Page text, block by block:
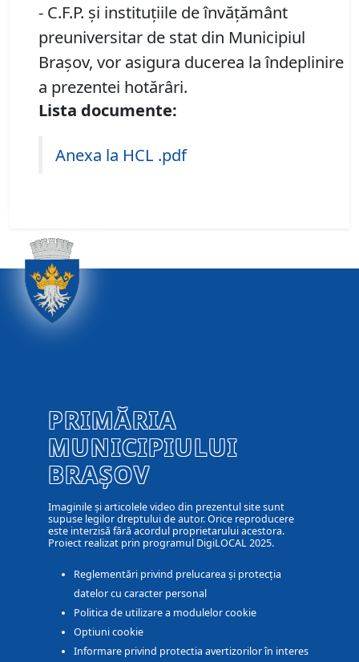
- C.F.P. şi instituțiile de învățământ
preuniversitar de stat din Municipiul
Brașov, vor asigura ducerea la îndeplinire
a prezentei hotărâri.
Lista documente:
Anexa la HCL .pdf
PRIMĂRIA
MUNICIPIULUI
BRAȘOV
Imaginile și articolele video din prezentul site sunt
supuse legilor dreptului de autor. Orice reproducere
este interzisă fără acordul proprietarului acestora.
Proiect realizat prin programul DigiLOCAL 2025.
Reglementări privind prelucarea și protecția
datelor cu caracter personal
Politica de utilizare a modulelor cookie
Optiuni cookie
Informare privind protectia avertizorilor în interes